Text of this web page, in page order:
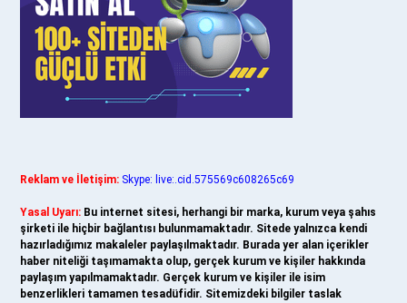
Reklam ve İletişim: Skype: live:.cid.575569c608265c69
Yasal Uyarı: Bu internet sitesi, herhangi bir marka, kurum veya şahıs
şirketi ile hiçbir bağlantısı bulunmamaktadır. Sitede yalnızca kendi
hazırladığımız makaleler paylaşılmaktadır. Burada yer alan içerikler
haber niteliği taşımamakta olup, gerçek kurum ve kişiler hakkında
paylaşım yapılmamaktadır. Gerçek kurum ve kişiler ile isim
benzerlikleri tamamen tesadüfidir. Sitemizdeki bilgiler taslak